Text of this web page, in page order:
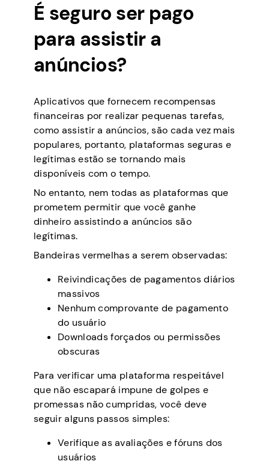
É seguro ser pago
para assistir a
anúncios?
Aplicativos que fornecem recompensas
financeiras por realizar pequenas tarefas,
como assistir a anúncios, são cada vez mais
populares, portanto, plataformas seguras e
legítimas estão se tornando mais
disponíveis com o tempo.
No entanto, nem todas as plataformas que
prometem permitir que você ganhe
dinheiro assistindo a anúncios são
legítimas.
Bandeiras vermelhas a serem observadas:
Reivindicações de pagamentos diários
massivos
Nenhum comprovante de pagamento
do usuário
Downloads forçados ou permissões
obscuras
Para verificar uma plataforma respeitável
que não escapará impune de golpes e
promessas não cumpridas, você deve
seguir alguns passos simples:
Verifique as avaliações e fóruns dos
usuários